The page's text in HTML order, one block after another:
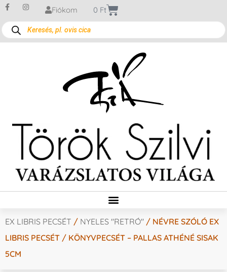
Fiókom 0 Ft
EX LIBRIS PECSÉT / NYELES "RETRÓ" / NÉVRE SZÓLÓ EX
LIBRIS PECSÉT / KÖNYVPECSÉT – PALLAS ATHÉNÉ SISAK
5CM